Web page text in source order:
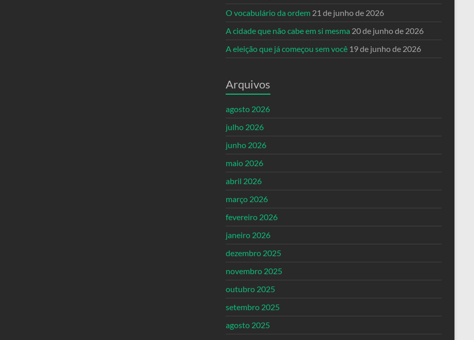
O vocabulário da ordem 21 de junho de 2026
A cidade que não cabe em si mesma 20 de junho de 2026
A eleição que já começou sem você 19 de junho de 2026
Arquivos
agosto 2026
julho 2026
junho 2026
maio 2026
abril 2026
março 2026
fevereiro 2026
janeiro 2026
dezembro 2025
novembro 2025
outubro 2025
setembro 2025
agosto 2025